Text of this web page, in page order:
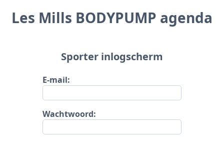
Les Mills BODYPUMP agenda
Sporter inlogscherm
E-mail:
Wachtwoord: